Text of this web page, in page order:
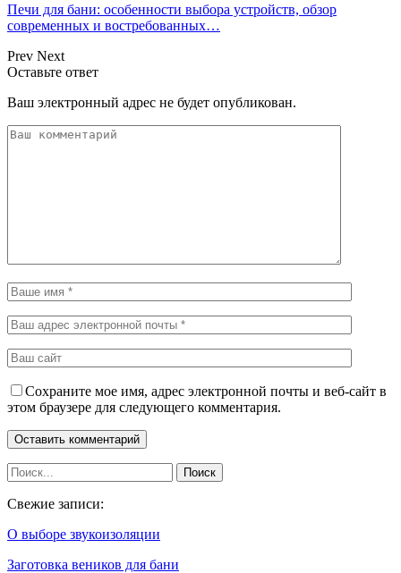
Печи для бани: особенности выбора устройств, обзор
современных и востребованных…
Prev Next
Оставьте ответ
Ваш электронный адрес не будет опубликован.
Сохраните мое имя, адрес электронной почты и веб-сайт в
этом браузере для следующего комментария.
Свежие записи:
О выборе звукоизоляции
Заготовка веников для бани